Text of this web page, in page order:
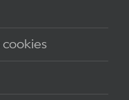
cookies